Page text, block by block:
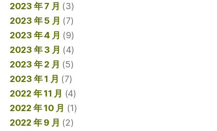
2023 年 7 月 (3)
2023 年 5 月 (7)
2023 年 4 月 (9)
2023 年 3 月 (4)
2023 年 2 月 (5)
2023 年 1 月 (7)
2022 年 11 月 (4)
2022 年 10 月 (1)
2022 年 9 月 (2)